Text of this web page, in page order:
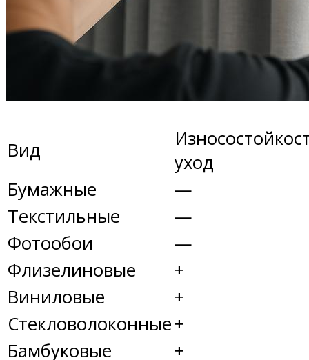
Вид
уход
Бумажные
—
Текстильные
—
Фотообои
—
Флизелиновые
+
Виниловые
+
Стекловолоконные+
Бамбуковые
+